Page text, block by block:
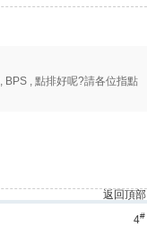
, 點排好呢?請各位指點
返回頂部
4#